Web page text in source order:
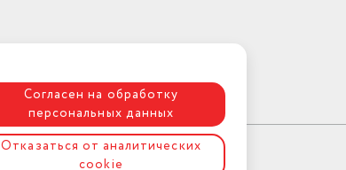
Согласен на обработку
персональных данных
Отказаться от аналитических
cookie